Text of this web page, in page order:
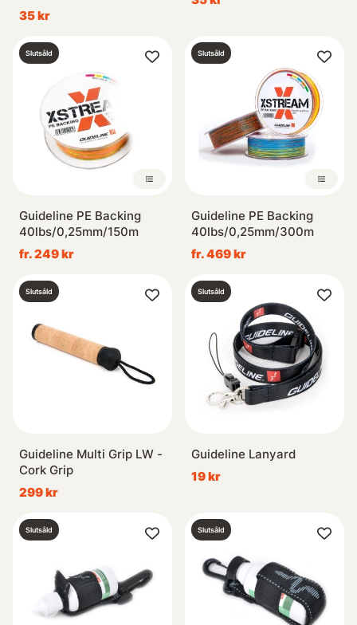
35 kr
Slutsåld
Guideline PE Backing
40lbs/0,25mm/150m
fr. 249 kr
Slutsåld
Guideline PE Backing
40lbs/0,25mm/300m
fr. 469 kr
Slutsåld
Guideline Multi Grip LW -
Cork Grip
299 kr
Slutsåld
Guideline Lanyard
19 kr
Slutsåld Slutsåld